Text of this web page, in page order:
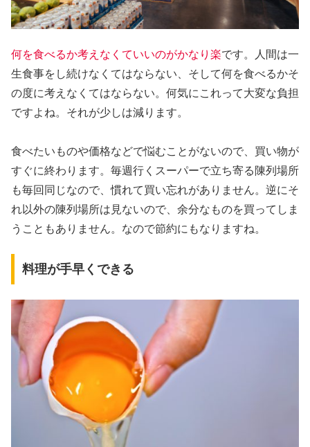
何を食べるか考えなくていいのがかなり楽です。人間は一
生食事をし続けなくてはならない、そして何を食べるかそ
の度に考えなくてはならない。何気にこれって大変な負担
ですよね。それが少しは減ります。
食べたいものや価格などで悩むことがないので、買い物が
すぐに終わります。毎週行くスーパーで立ち寄る陳列場所
も毎回同じなので、慣れて買い忘れがありません。逆にそ
れ以外の陳列場所は見ないので、余分なものを買ってしま
うこともありません。なので節約にもなりますね。
料理が手早くできる